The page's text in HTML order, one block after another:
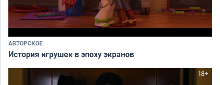
АВТОРСКОЕ
История игрушек в эпоху экранов